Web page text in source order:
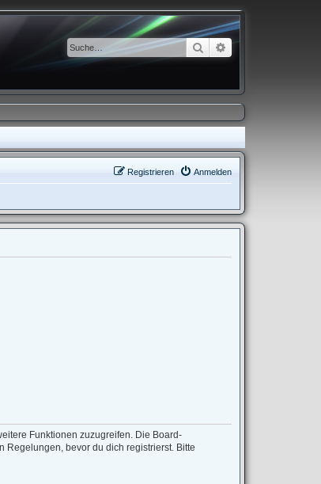
Suche Erweiterte Suche
Anmelden
Registrieren
Funktionen zuzugreifen. Die Board-
bevor du dich registrierst. Bitte